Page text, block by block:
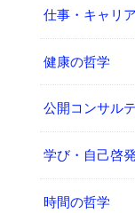
仕事・キャリ
健康の哲学
公開コンサル
学び・自己啓
時間の哲学